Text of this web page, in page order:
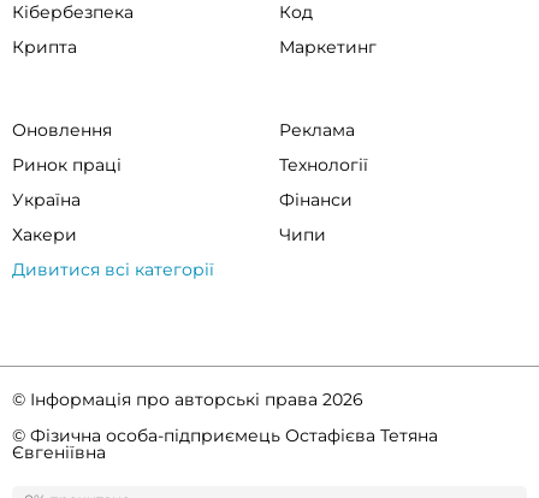
Кібербезпека
Код
Крипта
Маркетинг
Оновлення
Реклама
Ринок праці
Технології
Україна
Фінанси
Хакери
Чипи
Дивитися всі категорії
© Інформація про авторські права 2026
© Фізична особа-підприємець Остафієва Тетяна
Євгеніївна
Правила спільноти